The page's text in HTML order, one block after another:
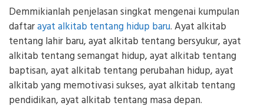
Demmikianlah penjelasan singkat mengenai kumpulan
daftarayat alkitab tentang hidup baru. Ayat alkitab
tentang lahir baru, ayat alkitab tentang bersyukur, ayat
alkitab tentang semangat hidup, ayat alkitab tentang
baptisan, ayat alkitab tentang perubahan hidup, ayat
alkitab yang memotivasi sukses, ayat alkitab tentang
pendidikan, ayat alkitab tentang masa depan.